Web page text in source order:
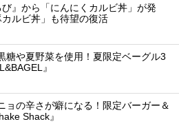
び』から「にんにくカルビ丼」が発
ルビ丼」も待望の復活
糖や夏野菜を使用！夏限定ベーグル3
』
ョの辛さが癖になる！限定バーガー＆
Shack』